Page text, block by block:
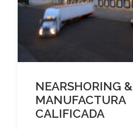
NEARSHORING &
MANUFACTURA
CALIFICADA